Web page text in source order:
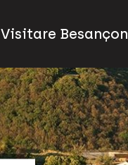
Visitare Besançon